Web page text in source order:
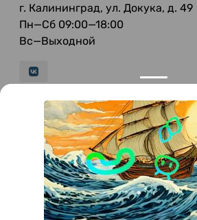
г. Калининград, ул. Докука, д. 49
Пн—Сб 09:00—18:00
Вс—Выходной
© 2026 LeFFAM — материалы для
мягкой мебели
Получение и обработка персональных
соответствии с Федеральным законом от
"О персональных данных", на условиях и для
Политикой конфиденциальности.
Все права защищены. Использование
разрешения запрещено. Информация,
является публичной офертой.